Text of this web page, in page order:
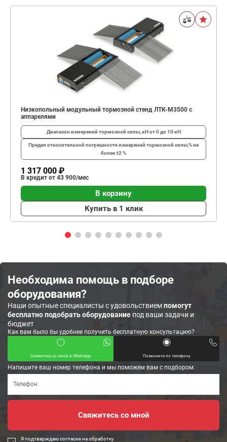
Низкопольный модульный тормозной стенд ЛТК-М3500 с
аппарелями
Диапазон измерений тормозной силы, кНот 0 до 10 кН
Предел относительной погрешности измерений тормозной силы,%не
более ±2 %
1 317 000 ₽
В кредит от 43 900/мес
В корзину
Купить в 1 клик
Необходима помощь в подборе
оборудования?
Наши опытные специалисты с удовольствиемпомогут
бесплатно подобрать оборудование под ваши задачи и
бюджет
Как вам было бы удобнее получить бесплатную консультацию?
Свяжитесь со мной в WhatsApp Позвоните по телефону
Напишите ваш номер телефона и мы поможем вам с подбором:
Я подтверждаю согласие на обработку